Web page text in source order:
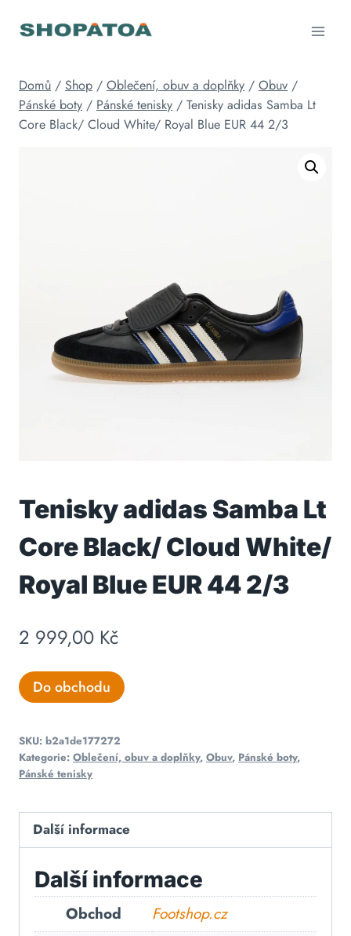
Domů / Shop / Oblečení, obuv a doplňky / Obuv /
Pánské boty / Pánské tenisky / Tenisky adidas Samba Lt
Core Black/ Cloud White/ Royal Blue EUR 44 2/3
Tenisky adidas Samba Lt
Core Black/ Cloud White/
Royal Blue EUR 44 2/3
2 999,00 Kč
Do obchodu
SKU: b2a1de177272
Kategorie: Oblečení, obuv a doplňky, Obuv, Pánské boty,
Pánské tenisky
Další informace
Další informace
Obchod
Footshop.cz